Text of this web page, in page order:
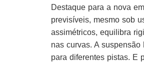
Destaque para a nova
previsíveis, mesmo sob
assimétricos, equilibra
nas curvas. A
para diferentes pistas. E